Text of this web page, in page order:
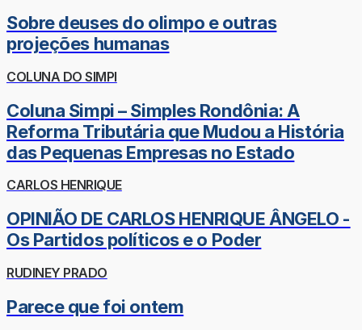
Sobre deuses do olimpo e outras
projeções humanas
COLUNA DO SIMPI
Coluna Simpi – Simples Rondônia: A
Reforma Tributária que Mudou a História
das Pequenas Empresas no Estado
CARLOS HENRIQUE
OPINIÃO DE CARLOS HENRIQUE ÂNGELO -
Os Partidos políticos e o Poder
RUDINEY PRADO
Parece que foi ontem